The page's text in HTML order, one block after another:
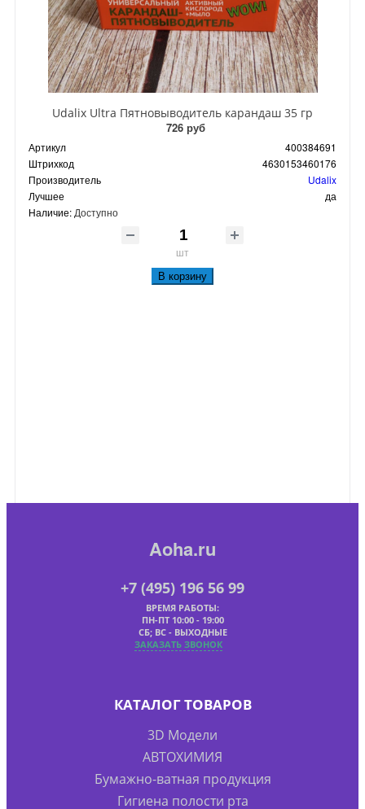
Udalix Ultra Пятновыводитель карандаш 35 гр
726 руб
Артикул
400384691
Штрихкод
4630153460176
Производитель
Udalix
Лучшее
да
Наличие: Доступно
шт
В корзину
Aoha.ru
+7 (495) 196 56 99
ВРЕМЯ РАБОТЫ:
ПН-ПТ 10:00 - 19:00
СБ; ВС - ВЫХОДНЫЕ
ЗАКАЗАТЬ ЗВОНОК
КАТАЛОГ ТОВАРОВ
3D Модели
АВТОХИМИЯ
Бумажно-ватная продукция
Гигиена полости рта